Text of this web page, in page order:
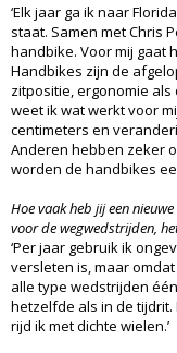
‘Elk jaar ga ik naar
staat. Samen met Chris
handbike. Voor mij gaat
Handbikes zijn de
zitpositie, ergonomie als
weet ik wat werkt voor
centimeters en
Anderen hebben zeker
worden de handbikes
Hoe vaak heb jij een
voor de wegwedstrijden,
‘Per jaar gebruik ik
versleten is, maar
alle type wedstrijden
hetzelfde als in de tijdrit.
rijd ik met dichte wielen.’